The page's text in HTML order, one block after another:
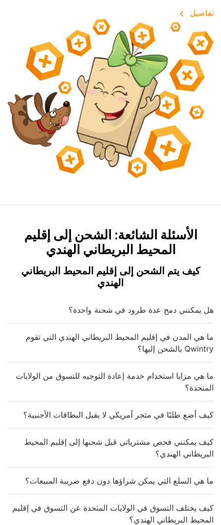
تفاصيل
الأسئلة الشائعة: الشحن إلى إقليم
المحيط البريطاني الهندي
كيف يتم الشحن إلى إقليم المحيط البريطاني
الهندي
هل يمكنني دمج عدة طرود في شحنة واحدة؟
ما هي المدن في إقليم المحيط البريطاني الهندي التي تقوم
Qwintry بالشحن إليها؟
ما هي مزايا استخدام خدمة إعادة التوجيه للتسوق من الولايات
المتحدة؟
كيف أضع طلبًا في متجر أمريكي لا يقبل البطاقات الأجنبية؟
كيف يمكنني فحص مشترياتي قبل شحنها إلى إقليم المحيط
البريطاني الهندي؟
ما هي السلع التي يمكن شراؤها دون دفع ضريبة المبيعات؟
كيف يختلف التسوق في الولايات المتحدة عن التسوق في إقليم
المحيط البريطاني الهندي؟